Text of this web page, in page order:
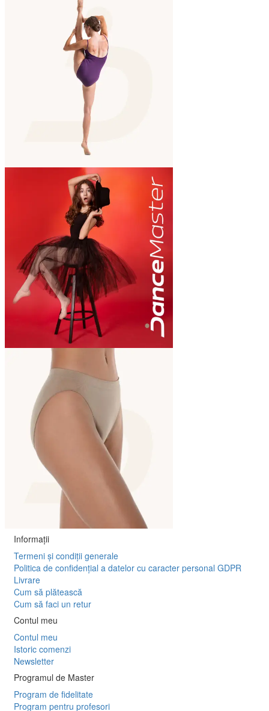
Informaţii
Termeni și condiții generale
Politica de confidențial a datelor cu caracter personal GDPR
Livrare
Cum să plătească
Cum să faci un retur
Contul meu
Contul meu
Istoric comenzi
Newsletter
Programul de Master
Program de fidelitate
Program pentru profesori